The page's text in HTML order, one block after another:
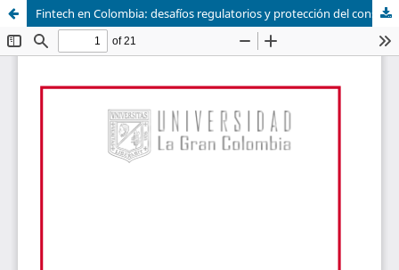
Fintech en Colombia: desafíos regulatorios y protección del consumidor en el marco jurídico contemporáneo